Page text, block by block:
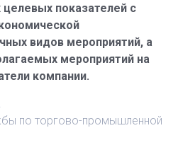
показателей с
видов мероприятий, а
мероприятий на
компании.
по торгово-промышленной